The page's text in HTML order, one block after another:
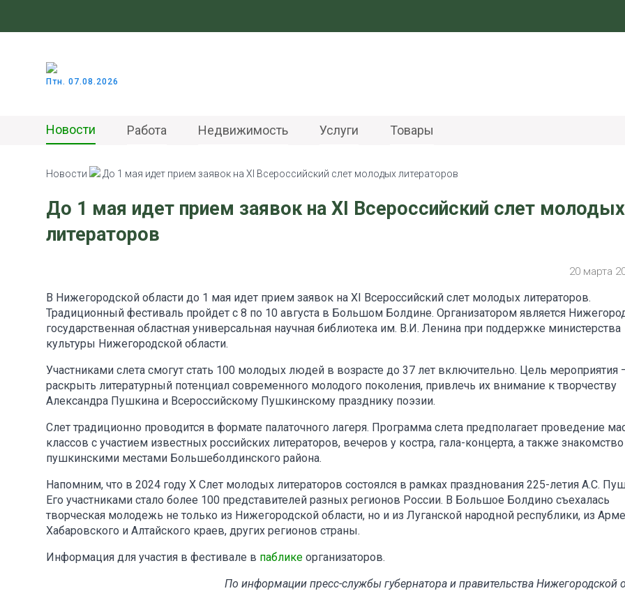
Птн. 07.08.2026
Новости Работа Недвижимость Услуги Товары
Новости До 1 мая идет прием заявок на ХI Всероссийский слет молодых литераторов
До 1 мая идет прием заявок на ХI Всероссийский слет молодых
литераторов
20 марта
В Нижегородской области до 1 мая идет прием заявок на XI Всероссийский слет молодых литераторов.
Традиционный фестиваль пройдет с 8 по 10 августа в Большом Болдине. Организатором является
государственная областная универсальная научная библиотека им. В.И. Ленина при поддержке министерства
культуры Нижегородской области.
Участниками слета смогут стать 100 молодых людей в возрасте до 37 лет включительно. Цель мероприятия
раскрыть литературный потенциал современного молодого поколения, привлечь их внимание к творчеству
Александра Пушкина и Всероссийскому Пушкинскому празднику поэзии.
Слет традиционно проводится в формате палаточного лагеря. Программа слета предполагает проведение
классов с участием известных российских литераторов, вечеров у костра, гала-концерта, а также
пушкинскими местами Большеболдинского района.
Напомним, что в 2024 году X Слет молодых литераторов состоялся в рамках празднования 225-летия А.С.
Его участниками стало более 100 представителей разных регионов России. В Большое Болдино съехалась
творческая молодежь не только из Нижегородской области, но и из Луганской народной республики, из
Хабаровского и Алтайского краев, других регионов страны.
Информация для участия в фестивале в паблике организаторов.
По информации пресс-службы губернатора и правительства Нижегородской